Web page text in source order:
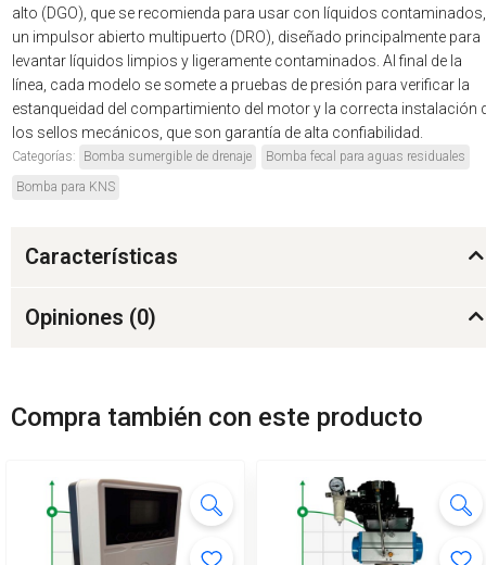
alto (DGO), que se recomienda para usar con líquidos
un impulsor abierto multipuerto (DRO), diseñado principalmente para
levantar líquidos limpios y ligeramente contaminados. Al final de la
línea, cada modelo se somete a pruebas de presión para verificar la
estanqueidad del compartimiento del motor y la correcta instalación
los sellos mecánicos, que son garantía de alta confiabilidad.
Categorías: Bomba sumergible de drenaje
Bomba fecal para aguas residuales
Bomba para KNS
Características
Opiniones (0)
Compra también con este producto